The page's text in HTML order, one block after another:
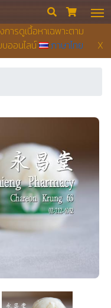
ารดูเนื้อหาเฉพาะตาม
ออนไลน์
ภาษาไทย X
 